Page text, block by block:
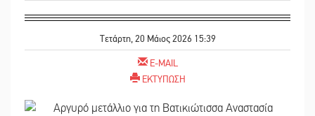
Τετάρτη, 20 Μάιος 2026 15:39
E-MAIL
ΕΚΤΥΠΩΣΗ